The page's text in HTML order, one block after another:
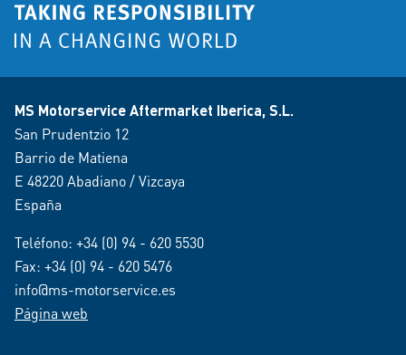
MS Motorservice Aftermarket Iberica, S.L.
San Prudentzio 12
Barrio de Matiena
E 48220 Abadiano / Vizcaya
España
Teléfono: +34 (0) 94 - 620 5530
Fax: +34 (0) 94 - 620 5476
info@ms-motorservice.es
Página web